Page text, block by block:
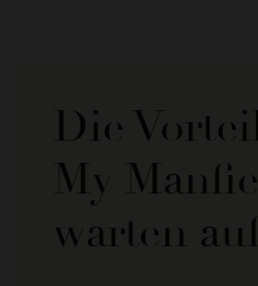
Die
My
warten